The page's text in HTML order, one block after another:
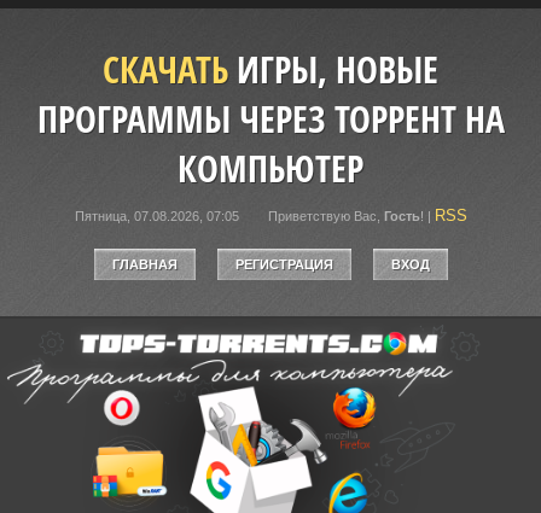
СКАЧАТЬИГРЫ, НОВЫЕ
ПРОГРАММЫ ЧЕРЕЗ ТОРРЕНТ НА
КОМПЬЮТЕР
Пятница, 07.08.2026, 07:05 Приветствую Вас Гость! | RSS
ГЛАВНАЯ РЕГИСТРАЦИЯ ВХОД